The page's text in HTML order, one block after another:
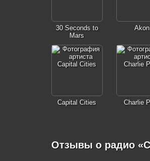
30 Seconds to
Mars
Akon
Capital Cities Charlie
Отзывы о радио